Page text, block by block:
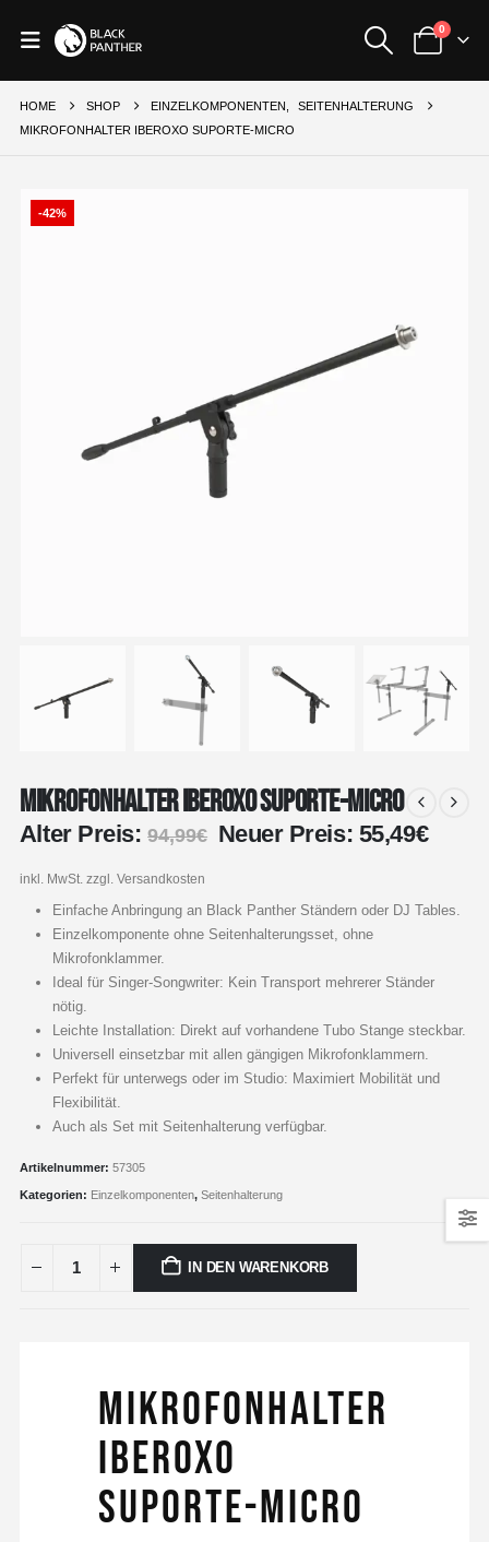
0
HOME SHOP EINZELKOMPONENTEN
SEITENHALTERUNG
MIKROFONHALTER IBEROXO SUPORTE-MICRO
-42%
Mikrofonhalter Iberoxo Suporte-Micro
Alter Preis: 94,99€ Ursprünglicher
94,99€
Neuer Preis: 55,49€
inkl. MwSt. zzgl. Versandkosten
Einfache Anbringung an Black Panther Ständern oder DJ Tables.
Einzelkomponente ohne Seitenhalterungsset, ohne
Mikrofonklammer.
Ideal für Singer-Songwriter: Kein Transport mehrerer Ständer
nötig.
Leichte Installation: Direkt auf vorhandene Tubo Stange steckbar.
Universell einsetzbar mit allen gängigen Mikrofonklammern.
Perfekt für unterwegs oder im Studio: Maximiert Mobilität und
Flexibilität.
Auch als Set mit Seitenhalterung verfügbar.
Artikelnummer: 57305
Kategorien: Einzelkomponenten, Seitenhalterung
IN DEN WARENKORB
Mikrofonhalter
Iberoxo
Suporte-Micro